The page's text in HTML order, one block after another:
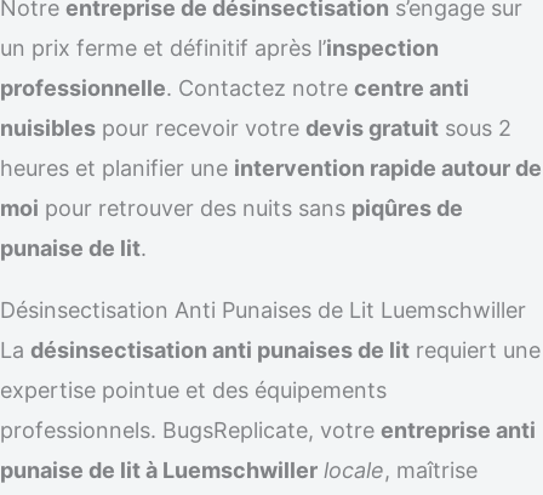
Notre entreprise de désinsectisation s’engage sur
un prix ferme et définitif après l’inspection
professionnelle. Contactez notre centre anti
nuisibles pour recevoir votre devis gratuit sous 2
heures et planifier une intervention rapide autour de
moi pour retrouver des nuits sans piqûres de
punaise de lit.
Désinsectisation Anti Punaises de Lit Luemschwiller
La désinsectisation anti punaises de lit requiert une
expertise pointue et des équipements
professionnels. BugsReplicate, votre entreprise anti
punaise de lit à Luemschwiller locale, maîtrise